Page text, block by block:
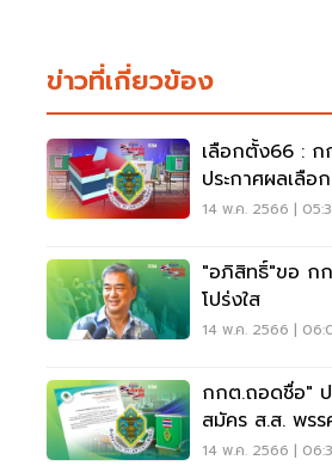
ข่าวที่เกี่ยวข้อง
เลือกตั้ง66 :
ประกาศผลเลื
14 พ.ค. 2566 |
"อภิสิทธิ์"ขอ ก
โปร่งใส
14 พ.ค. 2566 |
กกต.ถอดชื่อ" ปร
สมัคร ส.ส. พร
14 พ.ค. 2566 |